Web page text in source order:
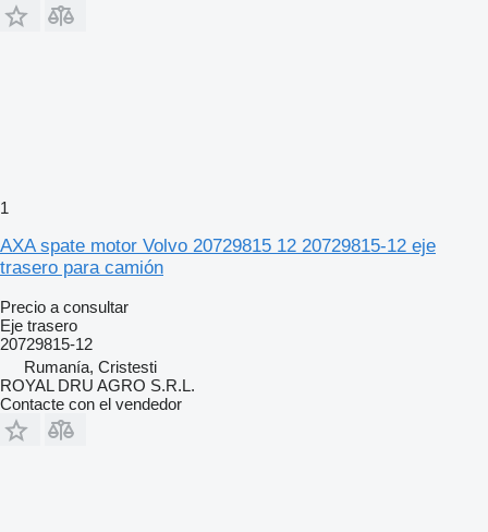
1
AXA spate motor Volvo 20729815 12 20729815-12 eje
trasero para camión
Precio a consultar
Eje trasero
20729815-12
Rumanía, Cristesti
ROYAL DRU AGRO S.R.L.
Contacte con el vendedor